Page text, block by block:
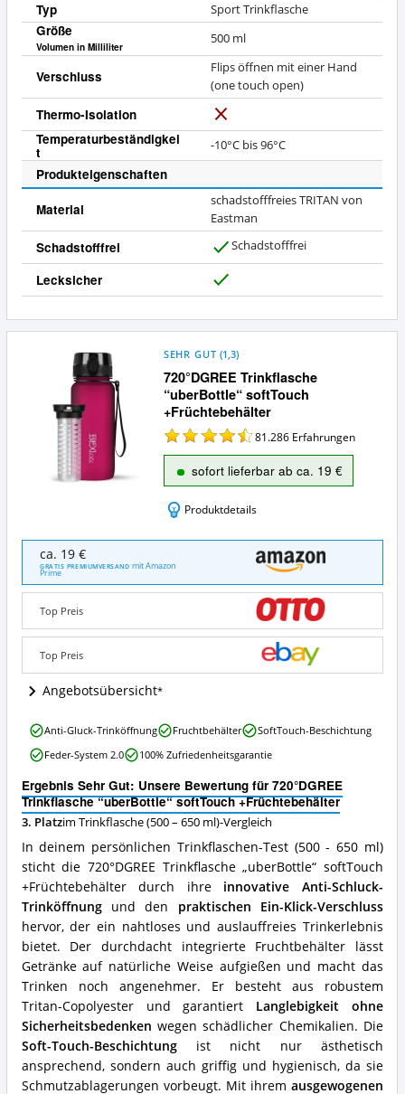
Typ Sport Trinkflasche
Größe
Volumen in Milliliter
500 ml
Verschluss
Flips öffnen mit einer Hand
(one touch open)
Thermo-Isolation
N
e
i
Temperaturbeständigkei
t -10°C bis 96°C
Produkteigenschaften
Material
schadstofffreies TRITAN von
Eastman
Schadstofffrei Schadstofffrei
Lecksicher
720°DGREE Trinkflasche
“uberBottle“ softTouch
+Früchtebehälter
SEHR GUT (1,3)
81.286 Erfahrungen
sofort lieferbar ab ca. 19 €
Produktdetails
720°DGREE
Trinkflasche
“uberBottle“
softTouch
+Früchtebehälter
Angebote:
diese
Trinkflasche
650
ml)
ca. 19 €
GRATIS PREMIUMVERSAND mit Amazon
Prime
Top Preis
Top Preis
Angebotsübersicht
Ergebnis Sehr Gut: Unsere Bewertung für 720°DGREE
Trinkflasche “uberBottle“ softTouch +Früchtebehälter
3. Platzim Trinkflasche (500 – 650 ml)-Vergleich
In deinem persönlichen Trinkflaschen-Test (500 - 650 ml)
sticht die 720°DGREE Trinkflasche „uberBottle“ softTouch
+Früchtebehälter durch ihre innovative Anti-Schluck-
Trinköffnungund den praktischen Ein-Klick-Verschluss
hervor, der ein nahtloses und auslauffreies Trinkerlebnis
bietet. Der durchdacht integrierte Fruchtbehälter lässt
Getränke auf natürliche Weise aufgießen und macht das
Trinken noch angenehmer. Er besteht aus robustem
Tritan-Copolyester und garantiert Langlebigkeit ohne
Sicherheitsbedenken wegen schädlicher Chemikalien. Die
Soft-Touch-Beschichtungist nicht nur ästhetisch
ansprechend, sondern auch griffig und hygienisch, da sie
Schmutzablagerungen vorbeugt. Mit ihrem ausgewogenen
720°DGREE
Trinkflasche
“uberBottle“
+Früchtebehälter
Vorteile:
Was
spricht
für
diese
Trinkflasche
(500
–
650
ml)?
Anti-Gluck-Trinköffnung Fruchtbehälter
SoftTouch-Beschichtung
Feder-System 2.0
100% Zufriedenheitsgarantie